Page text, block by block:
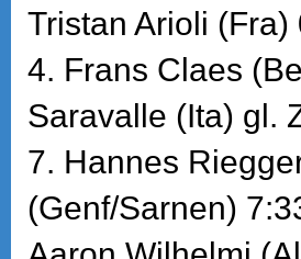
Tristan Arioli
4. Frans Claes
Saravalle (Ita) gl.
7. Hannes
(Genf/Sarnen)